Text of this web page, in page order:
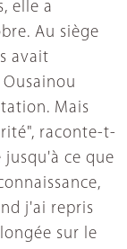
elle a
Au siège
avait
Mais
raconte-t-
ce que
j'ai repris
sur le